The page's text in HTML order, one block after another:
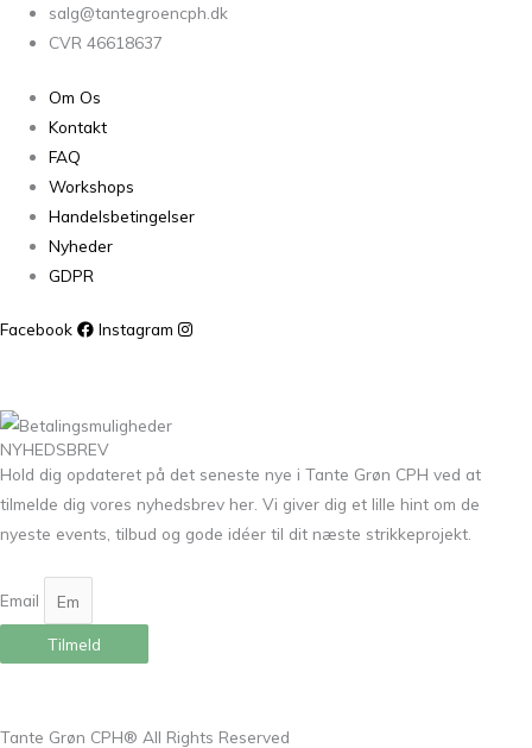
salg@tantegroencph.dk
CVR 46618637
Om Os
Kontakt
FAQ
Workshops
Handelsbetingelser
Nyheder
GDPR
Facebook Instagram
NYHEDSBREV
Hold dig opdateret på det seneste nye i Tante Grøn CPH ved at
tilmelde dig vores nyhedsbrev her. Vi giver dig et lille hint om de
nyeste events, tilbud og gode idéer til dit næste strikkeprojekt.
Email
Tilmeld
Tante Grøn CPH® All Rights Reserved